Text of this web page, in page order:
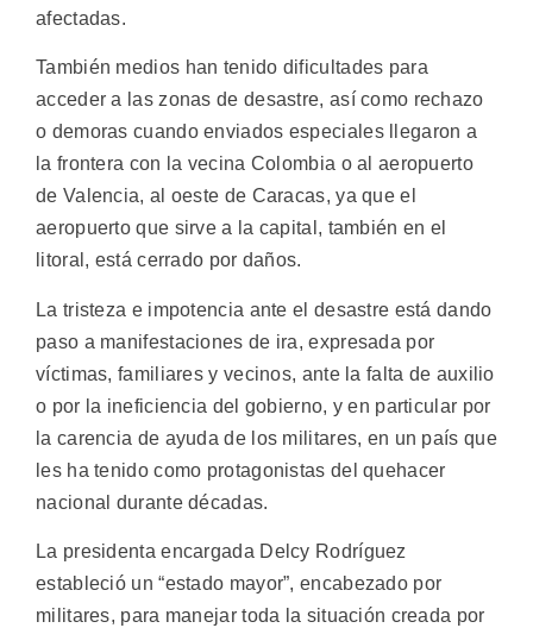
afectadas.
También medios han tenido dificultades para
acceder a las zonas de desastre, así como rechazo
o demoras cuando enviados especiales llegaron a
la frontera con la vecina Colombia o al aeropuerto
de Valencia, al oeste de Caracas, ya que el
aeropuerto que sirve a la capital, también en el
litoral, está cerrado por daños.
La tristeza e impotencia ante el desastre está dando
paso a manifestaciones de ira, expresada por
víctimas, familiares y vecinos, ante la falta de auxilio
o por la ineficiencia del gobierno, y en particular por
la carencia de ayuda de los militares, en un país que
les ha tenido como protagonistas del quehacer
nacional durante décadas.
La presidenta encargada Delcy Rodríguez
estableció un “estado mayor”, encabezado por
militares, para manejar toda la situación creada por